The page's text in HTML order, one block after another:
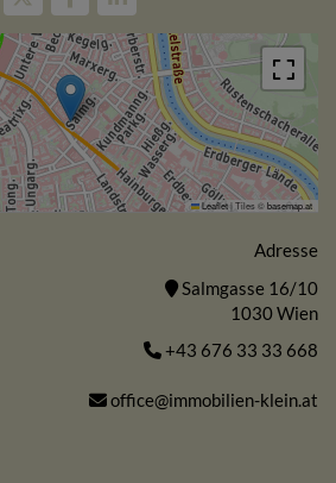
Leaflet|Tiles ©basemap.at
Adresse
Salmgasse 16/10
1030 Wien
+43 676 33 33 668
office@immobilien-klein.at